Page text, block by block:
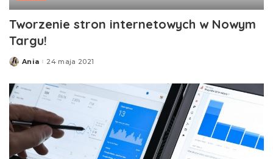
Tworzenie stron internetowych w Nowym
Targu!
Posted
Ania 24 maja 2021